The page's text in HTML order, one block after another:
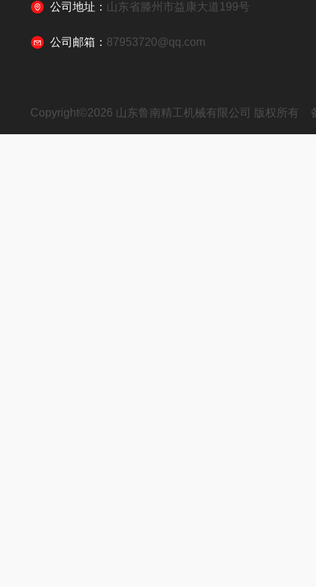
公司地址： 山东省滕州市益康大道199号
公司邮箱： 87953720@qq.com
Copyright©2026 山东鲁南精工机械有限公司 版权所有